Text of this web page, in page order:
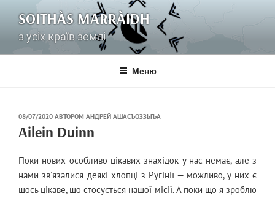
вмісту
SOITHÀS MARRÀIDH
з усіх країв землі
Меню
ОПУБЛІКОВАНО
НА
08/07/2020 АВТОРОМ АНДРЕЙ АШАСЪОЗЗЫЪА
Ailein Duinn
Поки нових особливо цікавих знахідок у нас немає, але з
нами зв'язалися деякі хлопці з Ругінії — можливо, у них є
щось цікаве, що стосується нашої місії. А поки що я зроблю